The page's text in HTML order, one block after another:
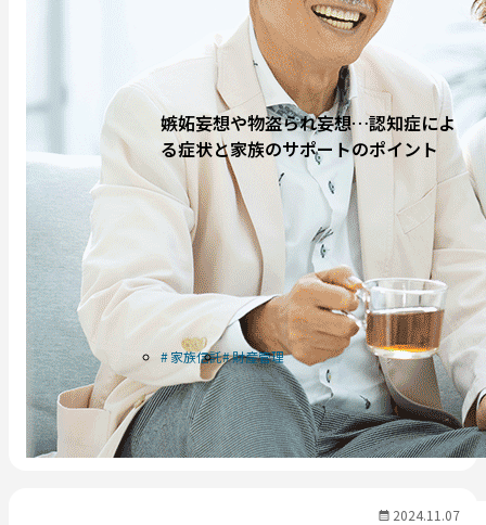
嫉妬妄想や物盗られ妄想…認知症によ
る症状と家族のサポートのポイント
家族信託 財産管理
2024.11.07